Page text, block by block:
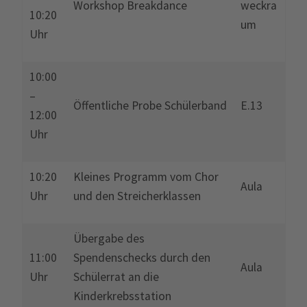
10:20
Uhr
Workshop Breakdance
weckra
um
10:00
–
12:00
Uhr
Öffentliche Probe Schülerband E.13
10:20
Uhr
Kleines Programm vom Chor
und den Streicherklassen
Aula
11:00
Uhr
Übergabe des
Spendenschecks durch den
Schülerrat an die
Kinderkrebsstation
Aula